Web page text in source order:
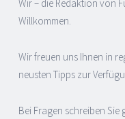
Wir – die Redaktion von
Willkommen.
Wir freuen uns Ihnen in
neusten Tipps zur
Bei Fragen schreiben Sie